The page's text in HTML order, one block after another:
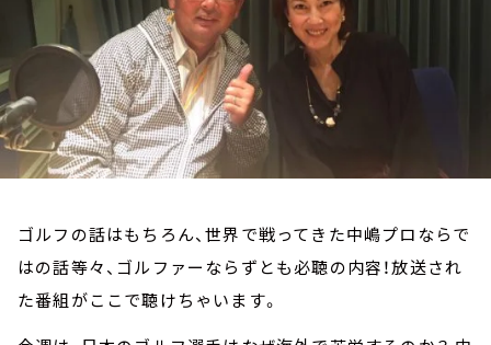
ゴルフの話はもちろん、世界で戦ってきた中嶋プロならで
はの話等々、ゴルファーならずとも必聴の内容！放送され
た番組がここで聴けちゃいます。